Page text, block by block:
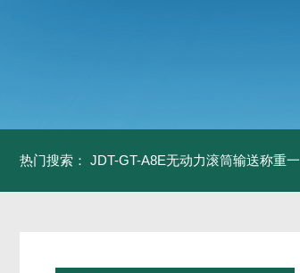
热门搜索： JDT-GT-A8E无动力滚筒输送称重